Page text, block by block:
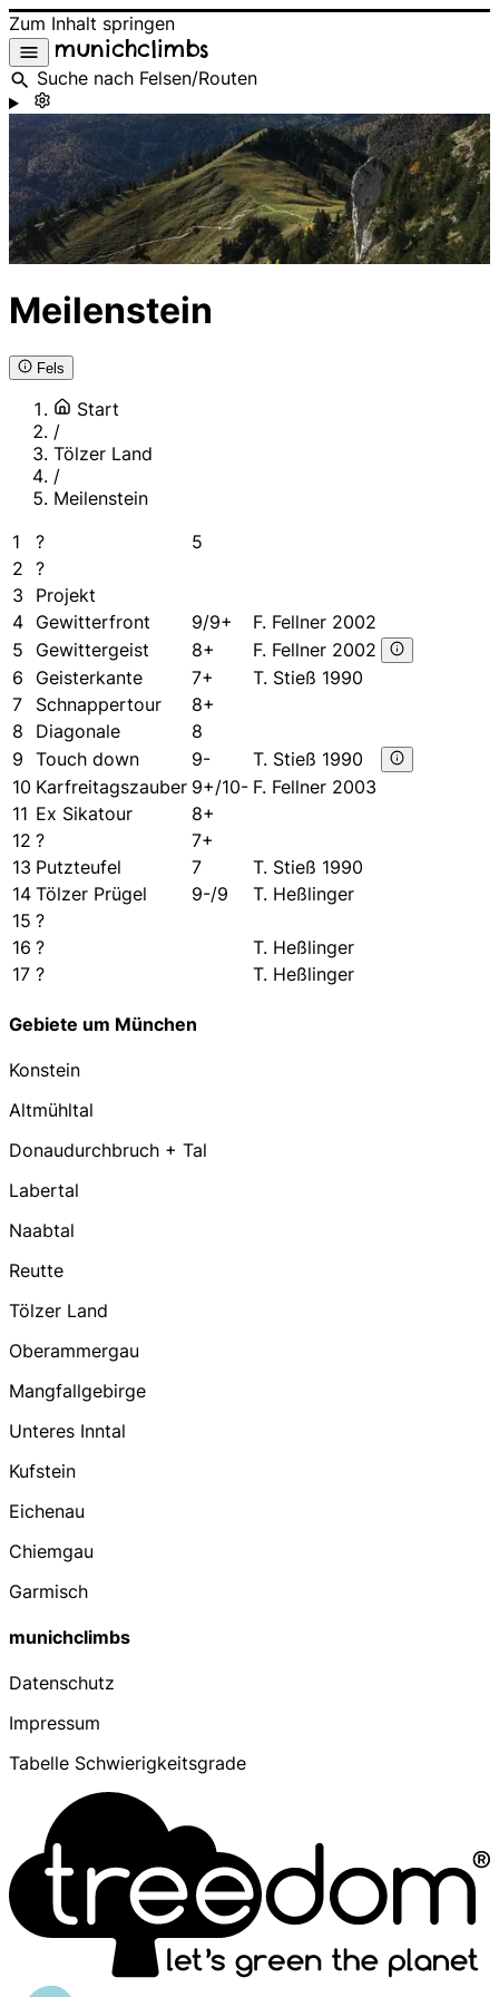
Zum Inhalt springen
munichclimbs
Suche nach Felsen/Routen
Meilenstein
Fels
Start
/
Tölzer Land
/
Meilenstein
1
?
5
2 ?
3
Projekt
4 Gewitterfront 9/9+
F. Fellner 2002
5
Gewittergeist 8+
F. Fellner 2002
6
Geisterkante 7+
T. Stieß 1990
7
Schnappertour
8+
8
Diagonale
8
9 Touch down 9-
T. Stieß 1990
10 Karfreitagszauber 9+/10- F. Fellner 2003
11 Ex Sikatour
8+
12 ?
7+
13 Putzteufel 7
T. Stieß 1990
14 Tölzer Prügel 9-/9
T. Heßlinger
15 ?
16 ?
T. Heßlinger
17 ? T. Heßlinger
Gebiete um München
Konstein
Altmühltal
Donaudurchbruch + Tal
Labertal
Naabtal
Reutte
Tölzer Land
Oberammergau
Mangfallgebirge
Unteres Inntal
Kufstein
Eichenau
Chiemgau
Garmisch
munichclimbs
Datenschutz
Impressum
Tabelle Schwierigkeitsgrade